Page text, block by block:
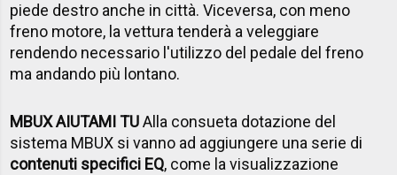
piede destro anche in città. Viceversa, con meno
freno motore, la vettura tenderà a veleggiare
rendendo necessario l'utilizzo del pedale del freno
ma andando più lontano.
MBUX AIUTAMI TUAlla consueta dotazione del
sistema MBUX si vanno ad aggiungere una serie di
contenuti specifici EQ, come la visualizzazione